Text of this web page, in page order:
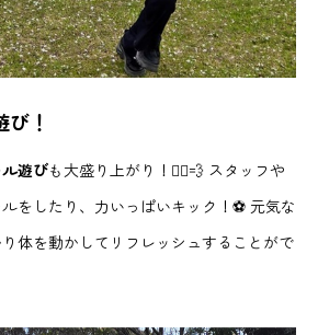
！
遊びも大盛り上がり！🏃‍♂️💨 スタッフや
をしたり、力いっぱいキック！⚽️ 元気な
体を動かしてリフレッシュすることがで